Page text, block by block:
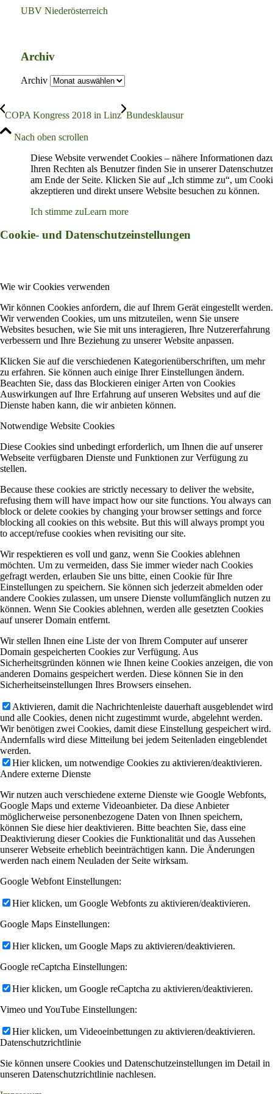
UBV Niederösterreich
Archiv
Archiv
COPA Kongress 2018 in Linz Bundesklausur
Nach oben scrollen
Diese Website verwendet Cookies – nähere Informationen
Ihren Rechten als Benutzer finden Sie in unserer
am Ende der Seite. Klicken Sie auf „Ich stimme zu“, um
akzeptieren und direkt unsere Website besuchen zu können.
Ich stimme zuLearn more
Cookie- und Datenschutzeinstellungen
Wie wir Cookies verwenden
Wir können Cookies anfordern, die auf Ihrem Gerät eingestellt werden.
Wir verwenden Cookies, um uns mitzuteilen, wenn Sie unsere
Websites besuchen, wie Sie mit uns interagieren, Ihre Nutzererfahrung
verbessern und Ihre Beziehung zu unserer Website anpassen.
Klicken Sie auf die verschiedenen Kategorienüberschriften, um mehr
zu erfahren. Sie können auch einige Ihrer Einstellungen ändern.
Beachten Sie, dass das Blockieren einiger Arten von Cookies
Auswirkungen auf Ihre Erfahrung auf unseren Websites und auf die
Dienste haben kann, die wir anbieten können.
Notwendige Website Cookies
Diese Cookies sind unbedingt erforderlich, um Ihnen die auf unserer
Webseite verfügbaren Dienste und Funktionen zur Verfügung zu
stellen.
Because these cookies are strictly necessary to deliver the website,
refusing them will have impact how our site functions. You always can
block or delete cookies by changing your browser settings and force
blocking all cookies on this website. But this will always prompt you
to accept/refuse cookies when revisiting our site.
Wir respektieren es voll und ganz, wenn Sie Cookies ablehnen
möchten. Um zu vermeiden, dass Sie immer wieder nach Cookies
gefragt werden, erlauben Sie uns bitte, einen Cookie für Ihre
Einstellungen zu speichern. Sie können sich jederzeit abmelden oder
andere Cookies zulassen, um unsere Dienste vollumfänglich nutzen zu
können. Wenn Sie Cookies ablehnen, werden alle gesetzten Cookies
auf unserer Domain entfernt.
Wir stellen Ihnen eine Liste der von Ihrem Computer auf unserer
Domain gespeicherten Cookies zur Verfügung. Aus
Sicherheitsgründen können wie Ihnen keine Cookies anzeigen, die von
anderen Domains gespeichert werden. Diese können Sie in den
Sicherheitseinstellungen Ihres Browsers einsehen.
Aktivieren, damit die Nachrichtenleiste dauerhaft ausgeblendet wird
und alle Cookies, denen nicht zugestimmt wurde, abgelehnt werden.
Wir benötigen zwei Cookies, damit diese Einstellung gespeichert wird.
Andernfalls wird diese Mitteilung bei jedem Seitenladen eingeblendet
werden.
Hier klicken, um notwendige Cookies zu aktivieren/deaktivieren.
Andere externe Dienste
Wir nutzen auch verschiedene externe Dienste wie Google Webfonts,
Google Maps und externe Videoanbieter. Da diese Anbieter
möglicherweise personenbezogene Daten von Ihnen speichern,
können Sie diese hier deaktivieren. Bitte beachten Sie, dass eine
Deaktivierung dieser Cookies die Funktionalität und das Aussehen
unserer Webseite erheblich beeinträchtigen kann. Die Änderungen
werden nach einem Neuladen der Seite wirksam.
Google Webfont Einstellungen:
Hier klicken, um Google Webfonts zu aktivieren/deaktivieren.
Google Maps Einstellungen:
Hier klicken, um Google Maps zu aktivieren/deaktivieren.
Google reCaptcha Einstellungen:
Hier klicken, um Google reCaptcha zu aktivieren/deaktivieren.
Vimeo und YouTube Einstellungen:
Hier klicken, um Videoeinbettungen zu aktivieren/deaktivieren.
Datenschutzrichtlinie
Sie können unsere Cookies und Datenschutzeinstellungen im Detail in
unseren Datenschutzrichtlinie nachlesen.